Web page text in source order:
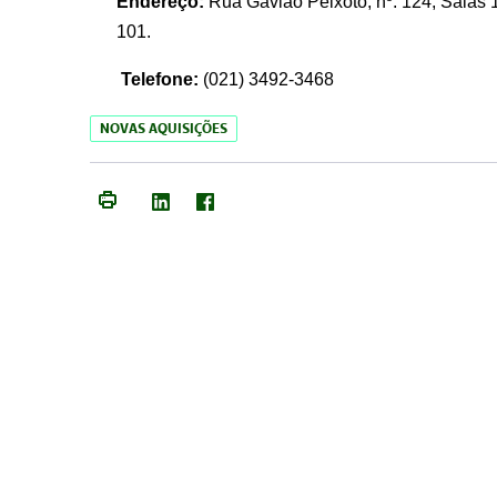
101.
Telefone: (021) 3492-3468
NOVAS AQUISIÇÕES